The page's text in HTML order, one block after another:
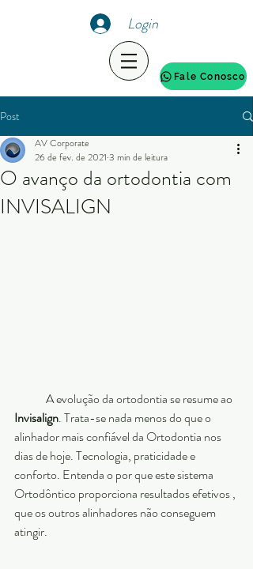
Login
Fale Conosco
Post
O avanço da ortodontia com
INVISALIGN
AV Corporate
26 de fev. de 2021 3 min de leitura
	A evolução da ortodontia se resume ao
Invisalign. Trata-se nada menos do que o
alinhador mais confiável da Ortodontia nos
dias de hoje. Tecnologia, praticidade e
conforto. Entenda o por que este sistema
Ortodôntico proporciona resultados efetivos ,
que os outros alinhadores não conseguem
atingir.